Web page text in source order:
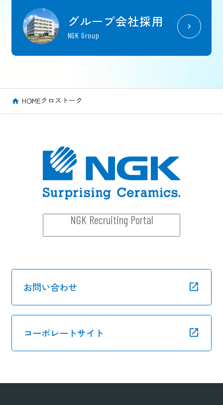
グループ会社採用
NGK Group
HOMEクロストーク
NGK Recruiting Portal
お問い合わせ
コーポレートサイト